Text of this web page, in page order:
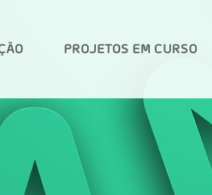
PROJETOS EM CURSO